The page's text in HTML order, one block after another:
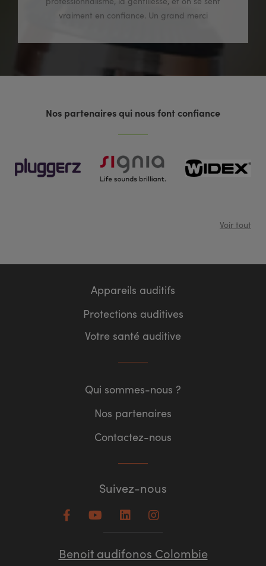
vraiment en confiance. Un grand merci
Nos partenaires qui nous font confiance
Voir tout
Appareils auditifs
Protections auditives
Votre santé auditive
Suivez-nous
Benoit audifonos Colombie
Qui sommes-nous ?
Nos partenaires
Contactez-nous